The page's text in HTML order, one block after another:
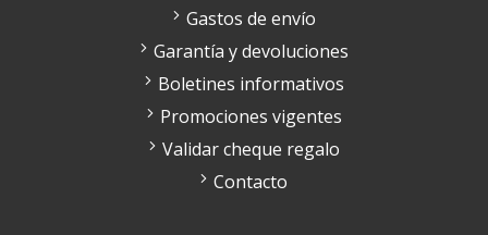
Gastos de envío
Garantía y devoluciones
Boletines informativos
Promociones vigentes
Validar cheque regalo
Contacto